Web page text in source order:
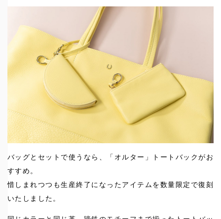
バッグとセットで使うなら、「オルター」トートバックがお
すすめ。
惜しまれつつも生産終了になったアイテムを数量限定で復刻
いたしました。